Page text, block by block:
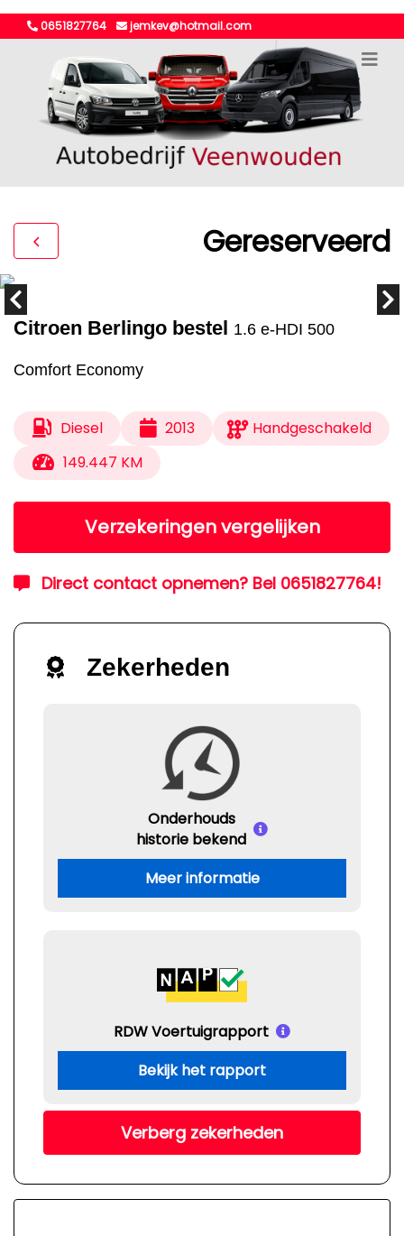
0651827764 jemkev@hotmail.com
Gereserveerd
Citroen Berlingo bestel 1.6 e-HDI 500
Comfort Economy
Diesel 2013
Handgeschakeld
149.447 KM
Verzekeringen vergelijken
Direct contact opnemen? Bel 0651827764!
Zekerheden
Onderhouds
historie bekend
Meer informatie
RDW Voertuigrapport
Bekijk het rapport
Verberg zekerheden